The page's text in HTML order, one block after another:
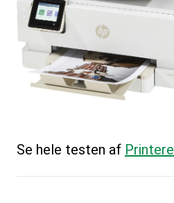
Se hele testen af Printere